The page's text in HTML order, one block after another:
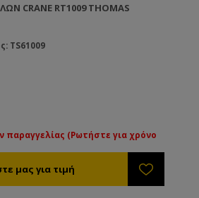
CRANE RT1009 THOMAS
TS61009
παραγγελίας (Ρωτήστε για χρόνο